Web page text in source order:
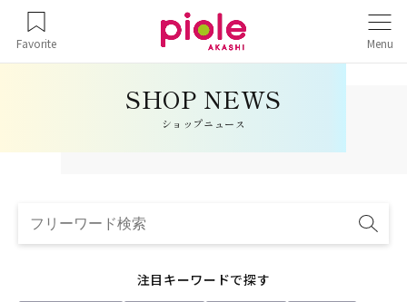
Favorite Menu
ショップニュース
注目キーワードで探す